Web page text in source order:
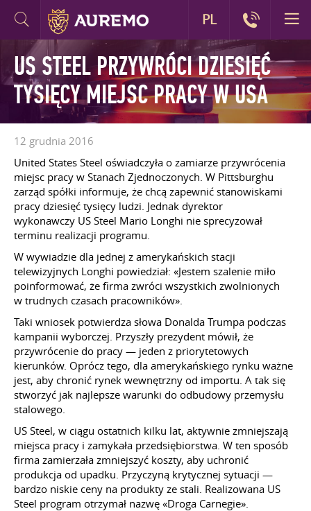
US STEEL PRZYWRÓCI DZIESIĘĆ
TYSIĘCY MIEJSC PRACY W USA
12 grudnia 2016
United States Steel oświadczyła o zamiarze przywrócenia
miejsc pracy w Stanach Zjednoczonych. W Pittsburghu
zarząd spółki informuje, że chcą zapewnić stanowiskami
pracy dziesięć tysięcy ludzi. Jednak dyrektor
wykonawczy US Steel Mario Longhi nie sprecyzował
terminu realizacji programu.
W wywiadzie dla jednej z amerykańskich stacji
telewizyjnych Longhi powiedział: «Jestem szalenie miło
poinformować, że firma zwróci wszystkich zwolnionych
w trudnych czasach pracowników».
Taki wniosek potwierdza słowa Donalda Trumpa podczas
kampanii wyborczej. Przyszły prezydent mówił, że
przywrócenie do pracy — jeden z priorytetowych
kierunków. Oprócz tego, dla amerykańskiego rynku ważne
jest, aby chronić rynek wewnętrzny od importu. A tak się
stworzyć jak najlepsze warunki do odbudowy przemysłu
stalowego.
US Steel, w ciągu ostatnich kilku lat, aktywnie zmniejszają
miejsca pracy i zamykała przedsiębiorstwa. W ten sposób
firma zamierzała zmniejszyć koszty, aby uchronić
produkcja od upadku. Przyczyną krytycznej sytuacji —
bardzo niskie ceny na produkty ze stali. Realizowana US
Steel program otrzymał nazwę «Droga Carnegie».
PL